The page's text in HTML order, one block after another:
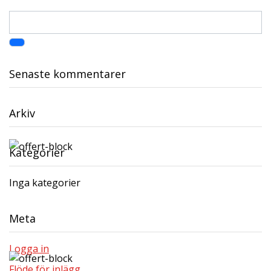
Senaste kommentarer
Arkiv
Kategorier
Inga kategorier
Meta
Logga in